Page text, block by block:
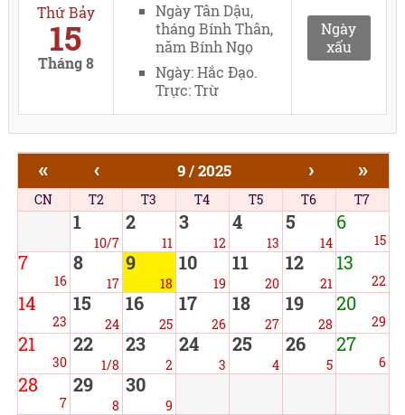
Thứ Bảy
15
Tháng 8
Ngày Tân Dậu,
tháng Bính Thân,
năm Bính Ngọ
Ngày: Hắc Đạo.
Trực: Trừ
Ngày
xấu
« ‹ 9 / 2025 › »
CN T2 T3 T4 T5 T6 T7
1
10/7
2
11
3
12
4
13
5
14
6
15
7
16
8
17
9
18
10
19
11
20
12
21
13
22
14
23
15
24
16
25
17
26
18
27
19
28
20
29
21
30
22
1/8
23
2
24
3
25
4
26
5
27
6
28
7
29
8
30
9